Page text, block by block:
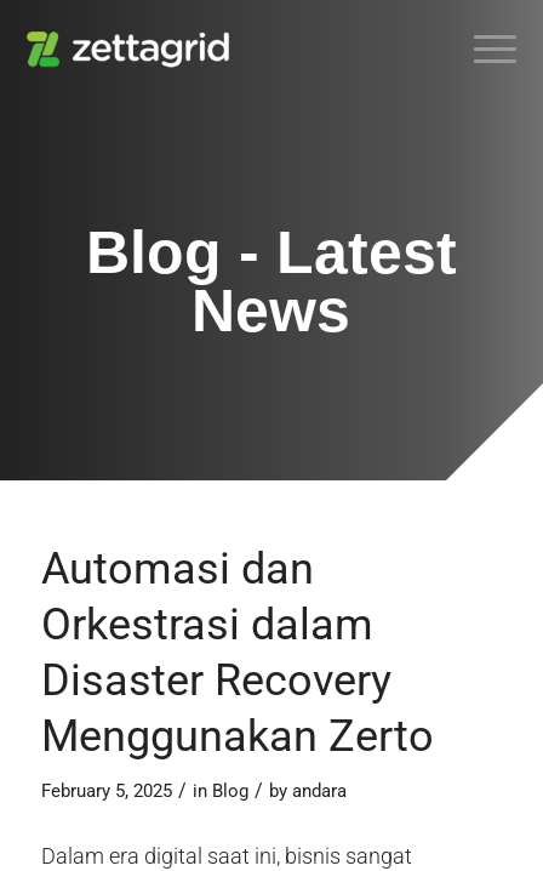
Blog - Latest
News
Automasi dan
Orkestrasi dalam
Disaster Recovery
Menggunakan Zerto
February 5, 2025 / in Blog / by andara
Dalam era digital saat ini, bisnis sangat